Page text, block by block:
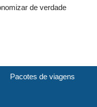
de verdade
Pacotes de viagens